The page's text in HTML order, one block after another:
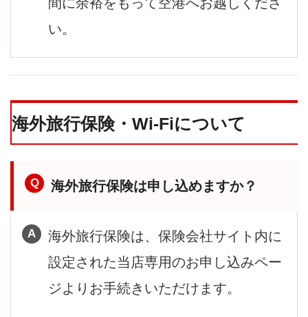
い。
海外旅行保険・Wi-Fiについて
海外旅行保険は申し込めますか？
海外旅行保険は、保険会社サイト内に
設定された当店専用のお申し込みペー
ジよりお手続きいただけます。